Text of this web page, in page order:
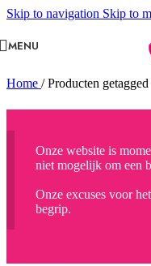
Skip to navigation Skip to
MENU
Home / Producten
Onze website is
niet mogelijk om een
Onze excuses voor
begrip.